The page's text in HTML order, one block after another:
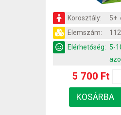
Korosztály:
5+
Elemszám:
Elérhetőség: 5-
5 700 Ft